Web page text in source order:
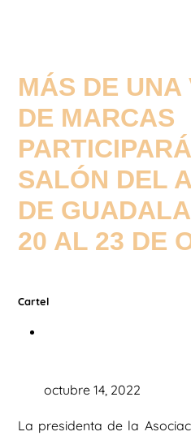
MÁS DE UNA
DE MARCAS
SALÓN DEL
DE
20 AL 23 DE
Cartel
octubre 14, 2022
La presidenta de la